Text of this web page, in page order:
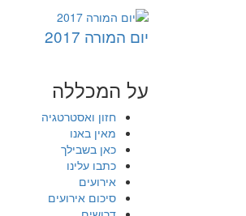
יום המורה 2017
על המכללה
חזון ואסטרטגיה
מאין באנו
כאן בשבילך
כתבו עלינו
אירועים
סיכום אירועים